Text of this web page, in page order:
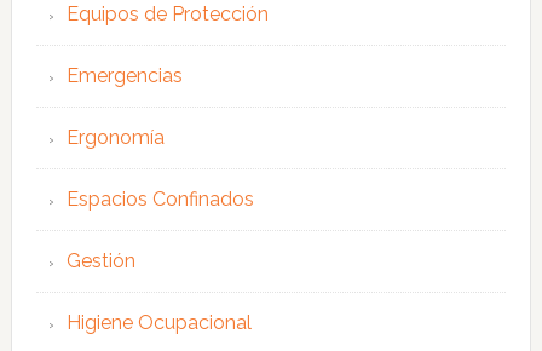
Equipos de Protección
Emergencias
Ergonomía
Espacios Confinados
Gestión
Higiene Ocupacional